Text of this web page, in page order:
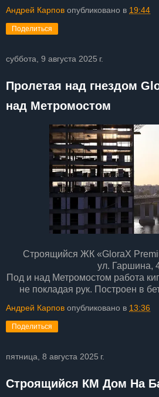
Андрей Карпов опубликовано в 19:44
Поделиться
суббота, 9 августа 2025 г.
Пролетая над гнездом
над Метромостом
Строящийся ЖК «GloraX
ул. Гаршина,
Под и над Метромостом работа
не покладая рук. Построен в
Андрей Карпов опубликовано в 13:36
Поделиться
пятница, 8 августа 2025 г.
Строящийся КМ Дом На